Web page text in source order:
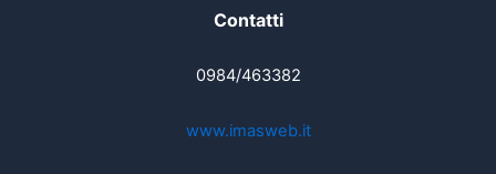
Contatti
0984/463382
www.imasweb.it